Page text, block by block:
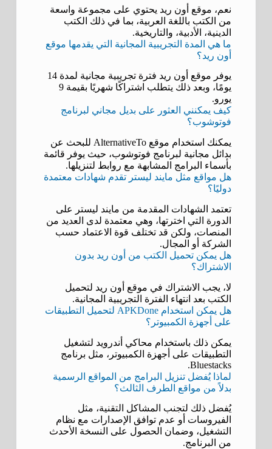
نعم، موقع أون ريد يحتوي على مجموعة واسعة
من الكتب باللغة العربية، بما في ذلك الكتب
الدينية، الأدبية، والتاريخية.
ما هي المدة التجريبية المجانية التي يقدمها موقع
أون ريد؟
يوفر موقع أون ريد فترة تجريبية مجانية لمدة 14
يومًا، وبعد ذلك يتطلب اشتراكًا شهريًا بقيمة 9
يورو.
كيف يمكنني العثور على بديل مجاني لبرنامج
فوتوشوب؟
يمكنك استخدام موقع AlternativeTo للبحث عن
بدائل مجانية لبرنامج فوتوشوب، حيث يوفر قائمة
بأسماء البرامج المشابهة مع روابط لتنزيلها.
هل مواقع مثل مايند ليستر تقدم شهادات معتمدة
دوليًا؟
تعتمد الشهادات المقدمة من مايند ليستر على
الدورة التي اخترتها، وهي معتمدة لدى العديد من
المنصات، ولكن قد تختلف قوة الاعتماد حسب
الشركة أو المجال.
هل يمكن تحميل الكتب من أون ريد بدون
الاشتراك؟
لا، يجب الاشتراك في موقع أون ريد لتحميل
الكتب بعد انتهاء الفترة التجريبية المجانية.
هل يمكن استخدام APKDone لتحميل التطبيقات
على أجهزة الكمبيوتر؟
يمكن ذلك باستخدام محاكي أندرويد لتشغيل
التطبيقات على أجهزة الكمبيوتر، مثل برنامج
Bluestacks.
لماذا يُفضل تنزيل البرامج من المواقع الرسمية
بدلاً من مواقع الطرف الثالث؟
يُفضل ذلك لتجنب المشاكل التقنية، مثل
الفيروسات أو عدم توافق الإصدارات مع نظام
التشغيل، وضمان الحصول على النسخة الأحدث
من البرنامج.